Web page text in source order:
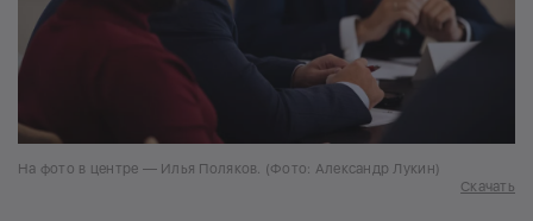
На фото в центре — Илья Поляков. (Фото: Александр Лукин)
Скачать